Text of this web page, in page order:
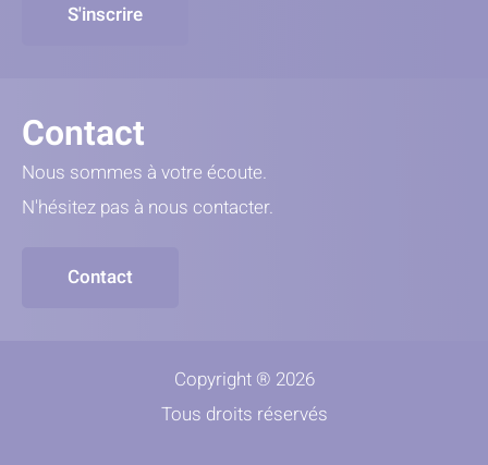
S'inscrire
Contact
Nous sommes à votre écoute.
N'hésitez pas à nous contacter.
Contact
Copyright ® 2026
Tous droits réservés